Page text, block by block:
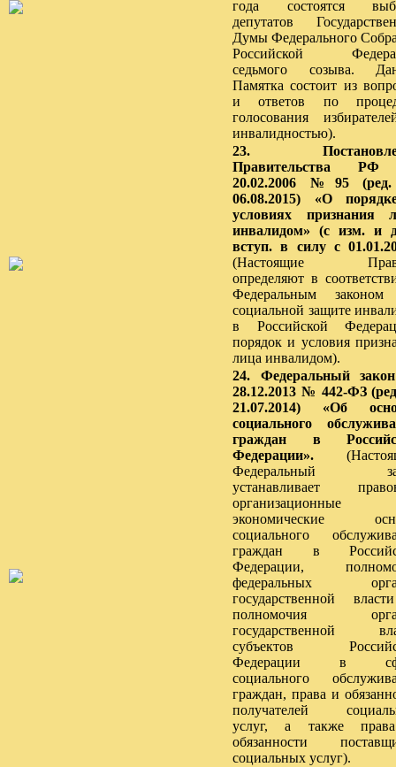
года состоятся
депутатов
Думы Федерального
Российской
седьмого созыва.
Памятка состоит из
и ответов по
голосования
инвалидностью).
23.
Правительства
20.02.2006 №95
06.08.2015) «О
условиях признания
инвалидом» (с изм. и
вступ. в силу с
(Настоящие
определяют в
Федеральным
социальной защите
в Российской
порядок и условия
лица инвалидом).
24. Федеральный
28.12.2013 № 442-ФЗ
21.07.2014) «Об
социального
граждан в
Федерации».
Федеральный
устанавливает
экономические
социального
граждан в
Федерации,
федеральных
государственной
полномочия
государственной
субъектов
Федерации в
социального
граждан, права и
получателей
услуг, а также
обязанности
социальных услуг).